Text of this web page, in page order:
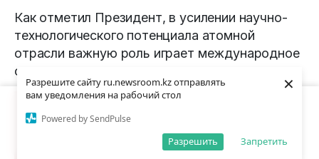
Разрешите сайту ru.newsroom.kz отправлять
вам уведомления на рабочий стол
Powered by SendPulse
Запретить
Разрешить
×
вашего опыта. Продолжая использовать
сайт, вы соглашаетесь с этим.
Как отметил Президент, в усилении научно-
технологического потенциала атомной
отрасли важную роль играет международное
сотрудничество.
– В этом плане у нас уже есть
неплохие результаты. Налажено